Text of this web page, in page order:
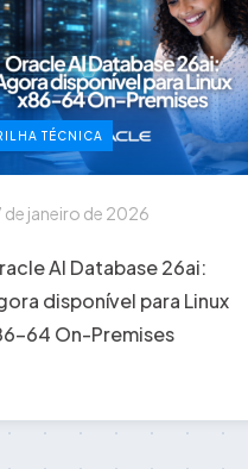
TÉCNICA
de janeiro de 2026
AI Database 26ai:
disponível para Linux
64 On-Premises